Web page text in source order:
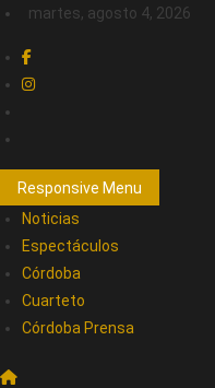
martes, agosto 4, 2026
Responsive Menu
Noticias
Espectáculos
Córdoba
Cuarteto
Córdoba Prensa